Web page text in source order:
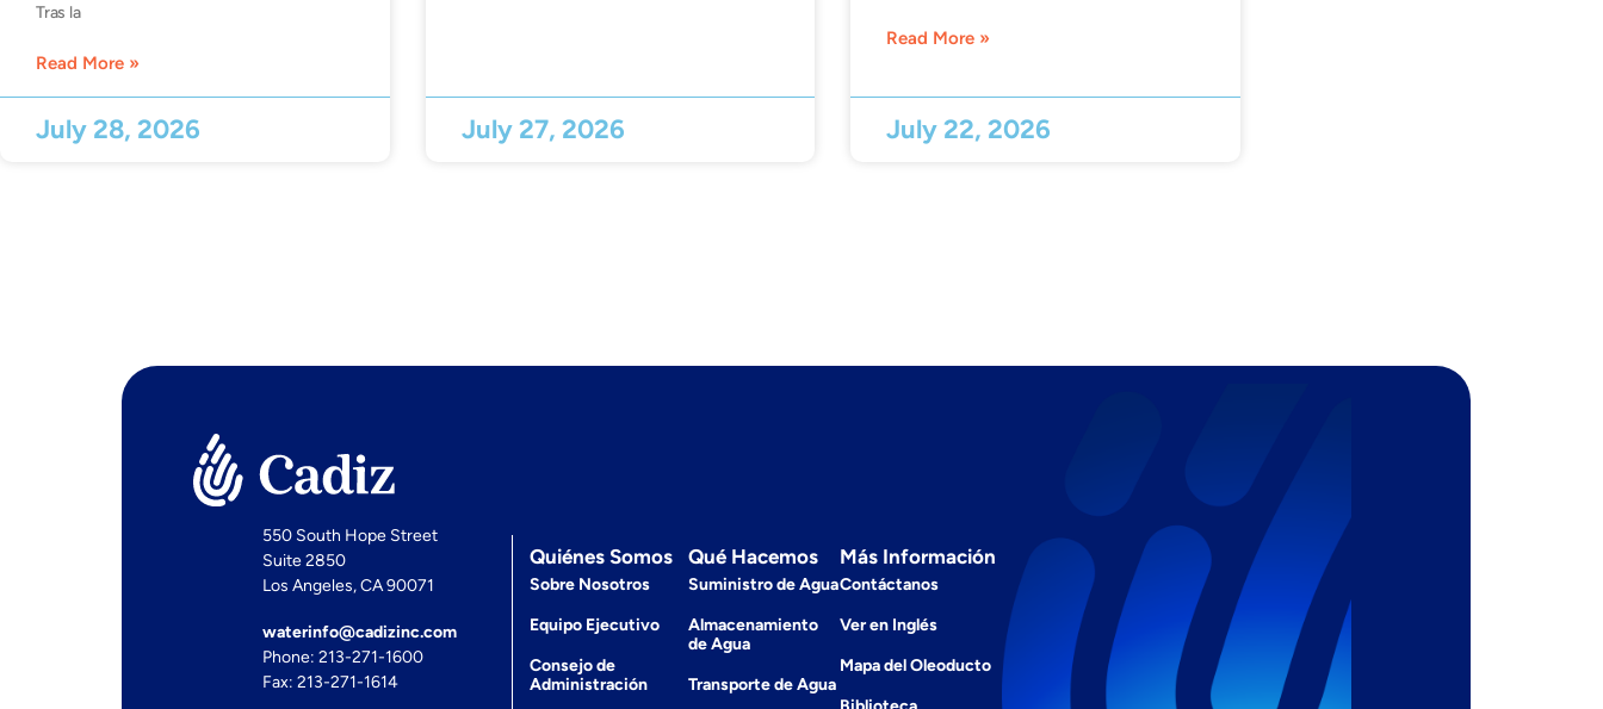
Tras la
Read More »
July 28, 2026 July 27, 2026
Read More »
July 22, 2026
550 South Hope Street
Suite 2850
Los Angeles, CA 90071
waterinfo@cadizinc.com
Phone: 213-271-1600
Fax: 213-271-1614
Quiénes Somos
Sobre Nosotros
Equipo Ejecutivo
Consejo de
Administración
Qué Hacemos
Suministro de Agua
Almacenamiento
de Agua
Transporte de Agua
Más Información
Contáctanos
Ver en Inglés
Mapa del Oleoducto